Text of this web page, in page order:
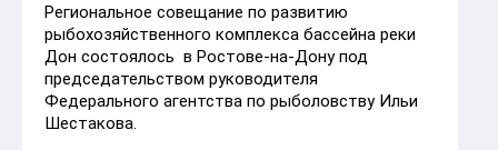
Региональное совещание по развитию
рыбохозяйственного комплекса бассейна реки
Дон состоялось в Ростове-на-Дону под
председательством руководителя
Федерального агентства по рыболовству Ильи
Шестакова.